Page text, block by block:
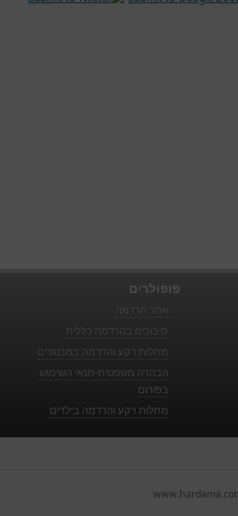
פופולרים
סיבוכים בהרדמה כללית
מחלות רקע והרדמה במבוגרים
הבהרה משפטית-תנאי השימוש
בפורום
מחלות רקע והרדמה בילדים